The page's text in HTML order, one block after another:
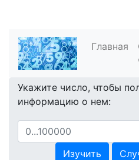
Главная
Укажите число, чтобы
информацию о нем:
Изучить